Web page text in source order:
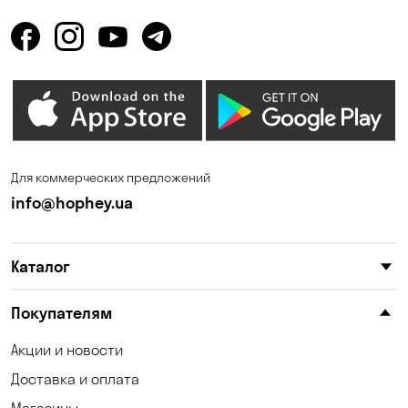
Горишние Плавни
Елизаветовка Зазимье
Калиновка
Киев
Княжичи
Котовка
Для коммерческих предложений
info@hophey.ua
Каталог
Покупателям
Акции и новости
Доставка и оплата